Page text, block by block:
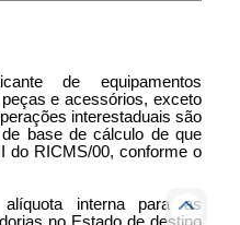
de equipamentos
e acessórios, exceto
interestaduais são
base de cálculo de que
do RICMS/00, conforme o
interna para as